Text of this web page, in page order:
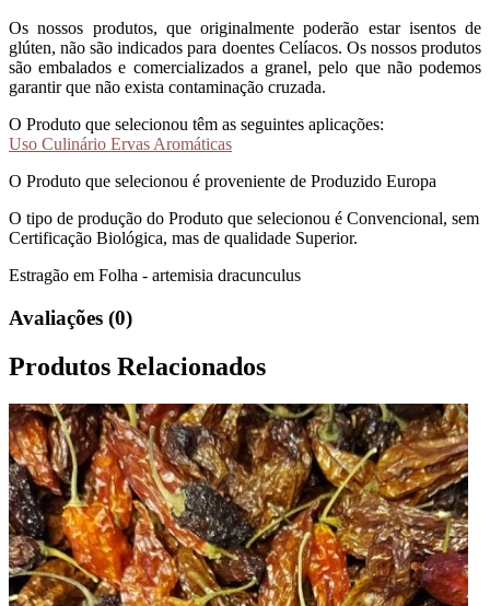
Os nossos produtos, que originalmente poderão estar isentos de
glúten, não são indicados para doentes Celíacos. Os nossos produtos
são embalados e comercializados a granel, pelo que não podemos
garantir que não exista contaminação cruzada.
O Produto que selecionou têm as seguintes aplicações:
Uso Culinário Ervas Aromáticas
O Produto que selecionou é proveniente de Produzido Europa
O tipo de produção do Produto que selecionou é Convencional, sem
Certificação Biológica, mas de qualidade Superior.
Estragão em Folha - artemisia dracunculus
Avaliações (0)
Produtos Relacionados